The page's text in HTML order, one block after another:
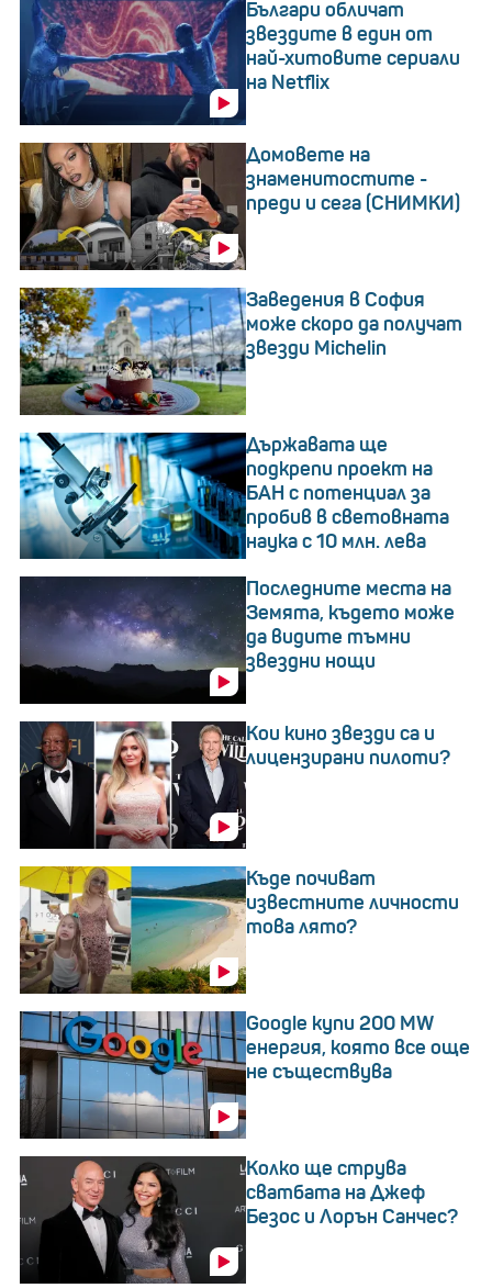
Българи обличат
звездите в един от
най-хитовите сериали
на Netflix
Домовете на
знаменитостите -
преди и сега (СНИМКИ)
Заведения в София
може скоро да получат
звезди Michelin
Държавата ще
подкрепи проект на
БАН с потенциал за
пробив в световната
наука с 10 млн. лева
Последните места на
Земята, където може
да видите тъмни
звездни нощи
Кои кино звезди са и
лицензирани пилоти?
Къде почиват
известните личности
това лято?
Google купи 200 MW
енергия, която все още
не съществува
Колко ще струва
сватбата на Джеф
Безос и Лорън Санчес?